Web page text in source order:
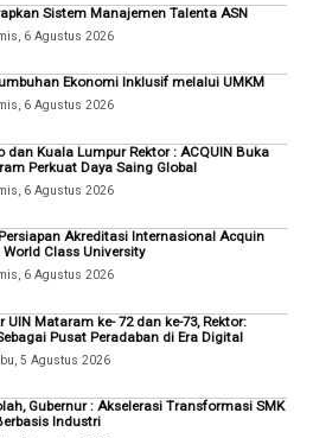
Sistem Manajemen Talenta ASN
6 Agustus 2026
Ekonomi Inklusif melalui UMKM
6 Agustus 2026
dan Kuala Lumpur Rektor : ACQUIN Buka
Perkuat Daya Saing Global
6 Agustus 2026
Akreditasi Internasional Acquin
Class University
6 Agustus 2026
Mataram ke- 72 dan ke-73, Rektor:
Pusat Peradaban di Era Digital
5 Agustus 2026
Gubernur : Akselerasi Transformasi SMK
Industri